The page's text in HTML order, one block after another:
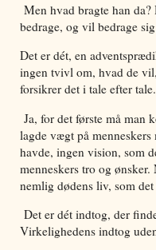
Men hvad bragte han
bedrage, og vil bedrage
Det er dét, en
ingen tvivl om, hvad de
forsikrer det i tale efter
Ja, for det første må man
lagde vægt på
havde, ingen vision, som
menneskers tro og
nemlig dødens liv, som det
Det er dét indtog, der
Virkelighedens indtog